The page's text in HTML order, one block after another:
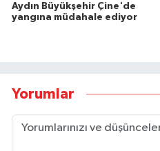
Aydın Büyükşehir Çine'de
yangına müdahale ediyor
Yorumlar